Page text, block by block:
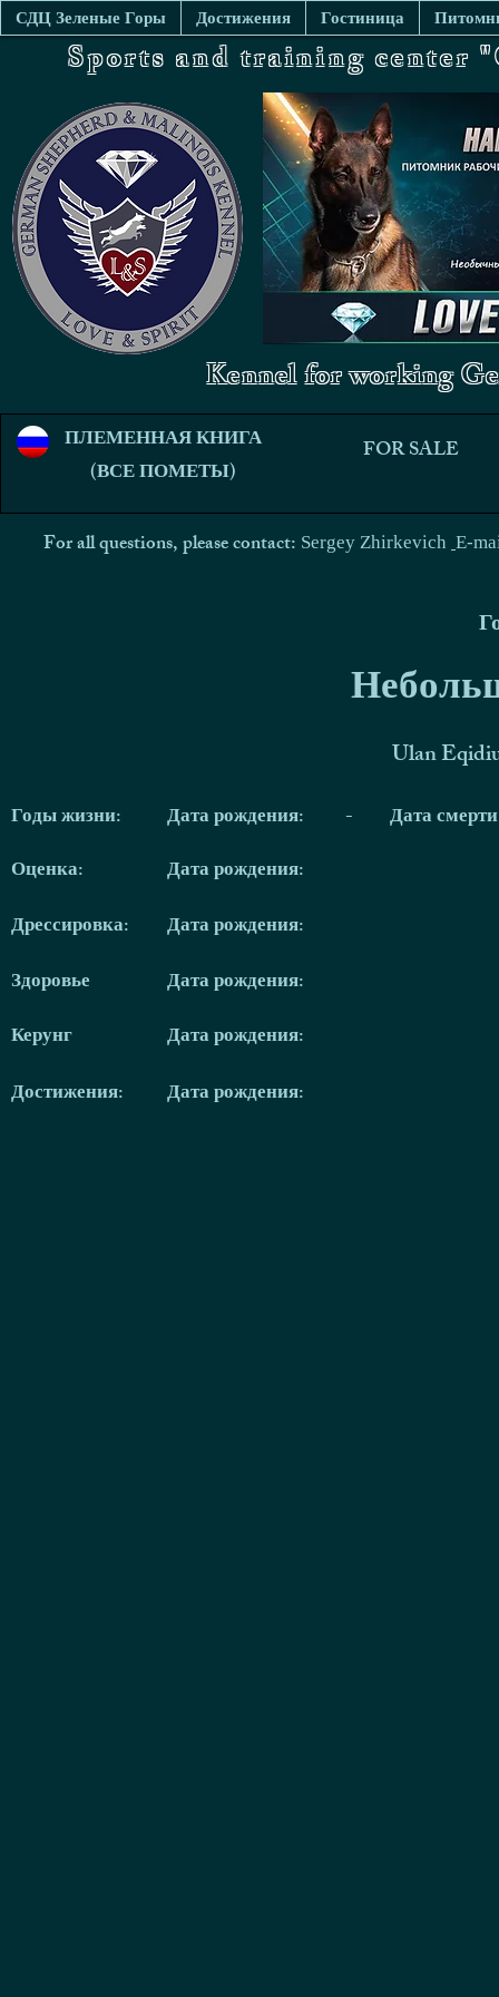
СДЦ Зеленые Горы Достижения Гостиница
Sports and training center
Kennel for working
ПЛЕМЕННАЯ КНИГА
(ВСЕ ПОМЕТЫ)
FOR SALE
For all questions, please contact: Sergey Zhirkevich E-
Ulan
Годы жизни:
Оценка:
Дрессировка:
Здоровье
Керунг
Достижения:
Дата рождения: -
Дата
Дата рождения:
Дата рождения:
Дата рождения:
Дата рождения:
Дата рождения: